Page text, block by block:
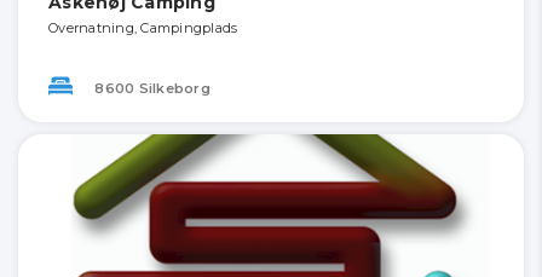
Overnatning, Campingplads
8600 Silkeborg